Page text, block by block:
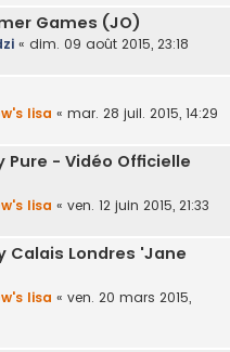
Games (JO)
« dim. 09 août 2015, 23:18
lisa « mar. 28 juil. 2015, 14:29
Pure - Vidéo Officielle
lisa « ven. 12 juin 2015, 21:33
Calais Londres 'Jane
lisa « ven. 20 mars 2015,